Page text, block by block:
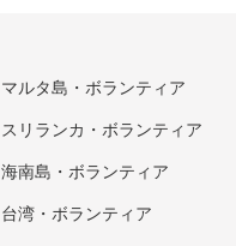
マルタ島・ボランティア
スリランカ・ボランティア
海南島・ボランティア
台湾・ボランティア